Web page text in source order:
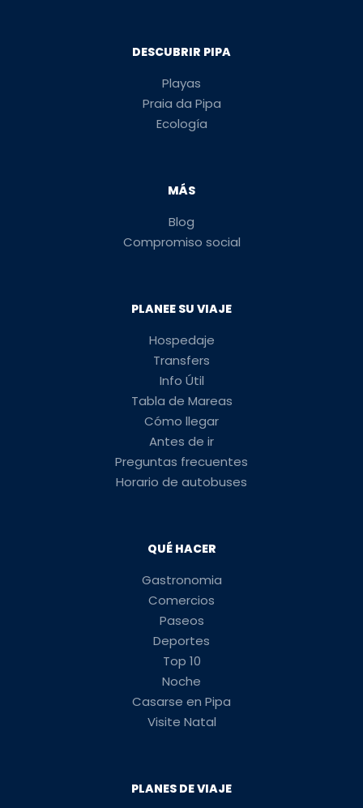
DESCUBRIR PIPA
Playas
Praia da Pipa
Ecología
MÁS
Blog
Compromiso social
PLANEE SU VIAJE
Hospedaje
Transfers
Info Útil
Tabla de Mareas
Cómo llegar
Antes de ir
Preguntas frecuentes
Horario de autobuses
QUÉ HACER
Gastronomia
Comercios
Paseos
Deportes
Top 10
Noche
Casarse en Pipa
Visite Natal
PLANES DE VIAJE